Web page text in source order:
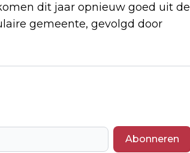
dit jaar opnieuw goed uit de
gemeente, gevolgd door
Abonneren